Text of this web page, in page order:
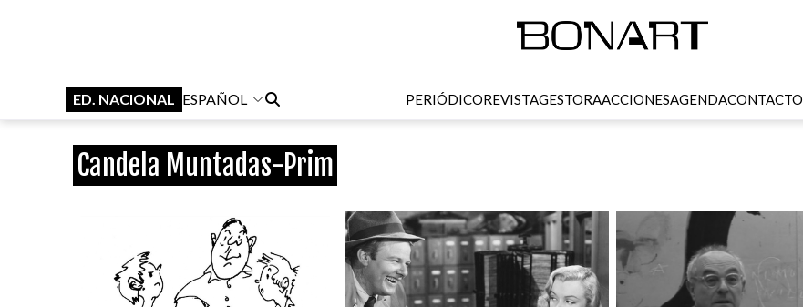
ED. NACIONAL ESPAÑOL PERIÓDICOREVISTAGESTORAACCIONESAGENDACONTACTO
Candela Muntadas-Prim